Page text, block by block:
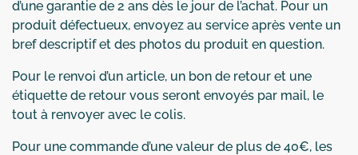
d’une garantie de 2 ans dès le jour de l’achat. Pour un
produit défectueux, envoyez au service après vente un
bref descriptif et des photos du produit en question.
Pour le renvoi d’un article, un bon de retour et une
étiquette de retour vous seront envoyés par mail, le
tout à renvoyer avec le colis.
Pour une commande d’une valeur de plus de 40€, les